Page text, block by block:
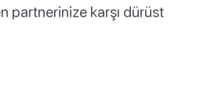
partnerinize karşı dürüst